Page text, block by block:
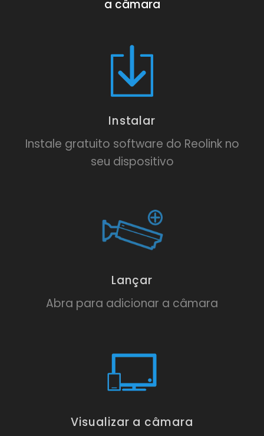
a câmara
Instalar
Instale gratuito software do Reolink no
seu dispositivo
Lançar
Abra para adicionar a câmara
Visualizar a câmara